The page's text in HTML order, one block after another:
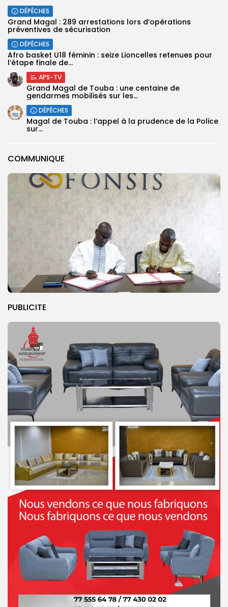
COMMUNIQUE
PUBLICITE
DÉPÊCHES
Grand Magal : 289 arrestations lors d’opérations
préventives de sécurisation
DÉPÊCHES
‎Afro basket U18 féminin : seize Lioncelles retenues pour
l’étape finale de...
APS-TV
Grand Magal de Touba : une centaine de
gendarmes mobilisés sur les...
DÉPÊCHES
Magal de Touba : l’appel à la prudence de la Police
sur...